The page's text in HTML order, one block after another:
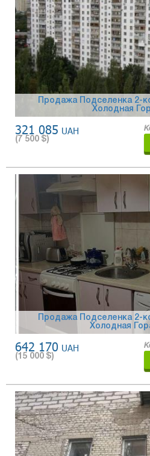
Продажа Подселенка 2-
Холодная
321 085 UAH
(7 500 $)
Продажа Подселенка 2-
Холодная
642 170 UAH
(15 000 $)